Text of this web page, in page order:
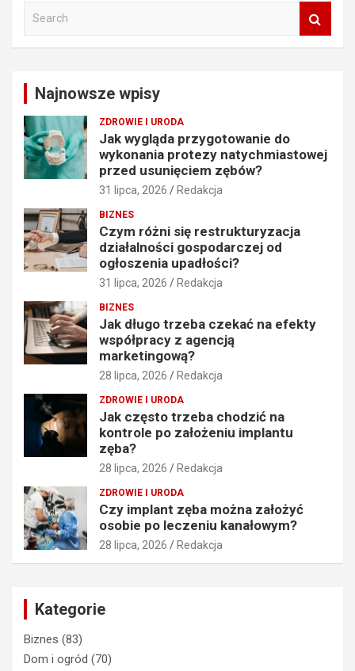
Najnowsze wpisy
ZDROWIE I URODA
Jak wygląda przygotowanie do
wykonania protezy natychmiastowej
przed usunięciem zębów?
31 lipca, 2026 Redakcja
BIZNES
Czym różni się restrukturyzacja
działalności gospodarczej od
ogłoszenia upadłości?
31 lipca, 2026 Redakcja
BIZNES
Jak długo trzeba czekać na efekty
współpracy z agencją
marketingową?
28 lipca, 2026 Redakcja
ZDROWIE I URODA
Jak często trzeba chodzić na
kontrole po założeniu implantu
zęba?
28 lipca, 2026 Redakcja
ZDROWIE I URODA
Czy implant zęba można założyć
osobie po leczeniu kanałowym?
28 lipca, 2026 Redakcja
Kategorie
Biznes (83)
Dom i ogród (70)